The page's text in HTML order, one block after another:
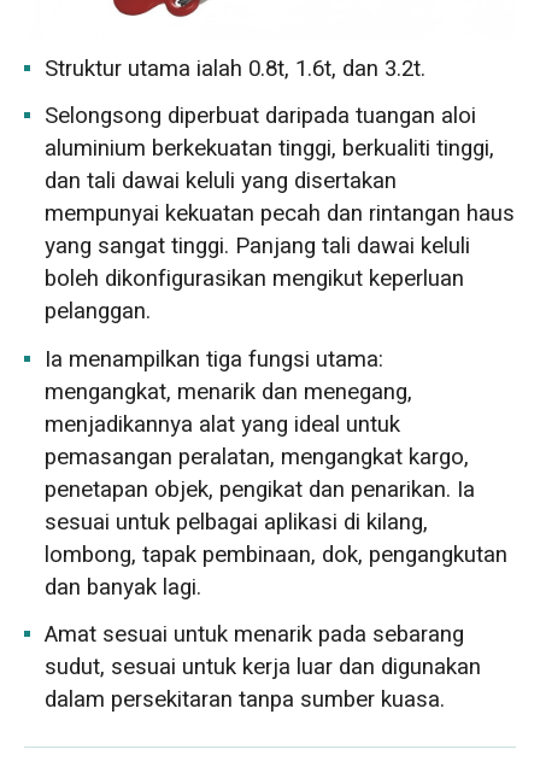
Struktur utama ialah 0.8t, 1.6t, dan 3.2t.
Selongsong diperbuat daripada tuangan aloi
aluminium berkekuatan tinggi, berkualiti tinggi,
dan tali dawai keluli yang disertakan
mempunyai kekuatan pecah dan rintangan haus
yang sangat tinggi. Panjang tali dawai keluli
boleh dikonfigurasikan mengikut keperluan
pelanggan.
Ia menampilkan tiga fungsi utama:
mengangkat, menarik dan menegang,
menjadikannya alat yang ideal untuk
pemasangan peralatan, mengangkat kargo,
penetapan objek, pengikat dan penarikan. Ia
sesuai untuk pelbagai aplikasi di kilang,
lombong, tapak pembinaan, dok, pengangkutan
dan banyak lagi.
Amat sesuai untuk menarik pada sebarang
sudut, sesuai untuk kerja luar dan digunakan
dalam persekitaran tanpa sumber kuasa.